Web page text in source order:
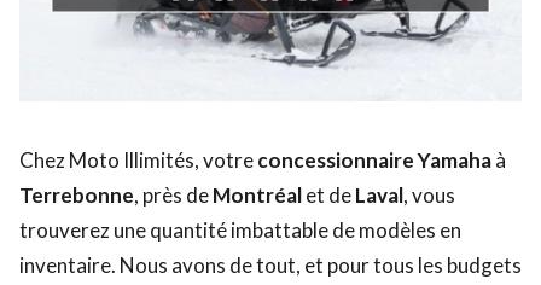
Chez Moto Illimités, votreconcessionnaire Yamahaà
Terrebonne, près deMontréalet deLaval, vous
trouverez une quantité imbattable de modèles en
inventaire. Nous avons de tout, et pour tous les budgets